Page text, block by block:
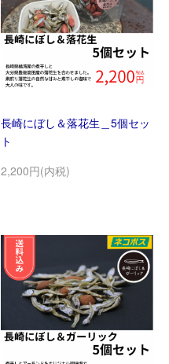
長崎にぼし＆落花生＿5個セッ
ト
2,200円(内税)